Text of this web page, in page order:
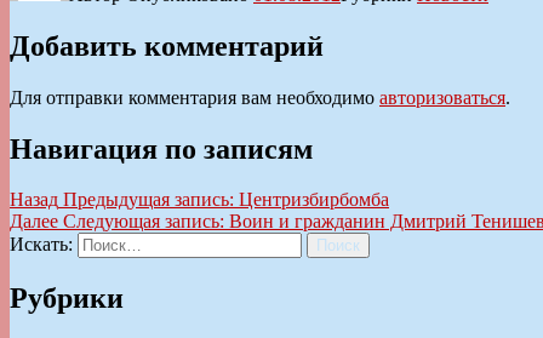
Добавить комментарий
Для отправки комментария вам необходимо авторизоваться.
Навигация по записям
Назад Предыдущая запись: Центризбирбомба
Далее Следующая запись: Воин и гражданин Дмитрий
Искать:
Поиск
Рубрики